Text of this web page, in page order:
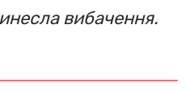
вибачення.